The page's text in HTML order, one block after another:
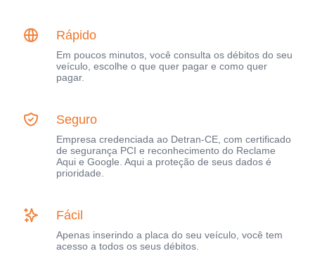
Rápido
Em poucos minutos, você consulta os débitos do seu
veículo, escolhe o que quer pagar e como quer
pagar.
Seguro
Empresa credenciada ao Detran-CE, com certificado
de segurança PCI e reconhecimento do Reclame
Aqui e Google. Aqui a proteção de seus dados é
prioridade.
Fácil
Apenas inserindo a placa do seu veículo, você tem
acesso a todos os seus débitos.